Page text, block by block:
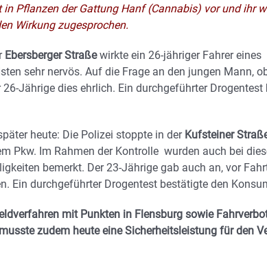
Pflanzen der Gattung Hanf (Cannabis) vor und ihr
Wirkung zugesprochen.
Ebersberger Straßewirkte ein 26-jähriger Fahrer eines
sehr nervös. Auf die Frage an den jungen Mann,
Jährige dies ehrlich. Ein durchgeführter Drogentest
heute: Die Polizei stoppte in der Kufsteiner
Pkw. Im Rahmen der Kontrolle wurden auch bei
bemerkt. Der 23-Jährige gab auch an, vor
Ein durchgeführter Drogentest bestätigte den
mit Punkten in Flensburg sowie
zudem heute eine Sicherheitsleistung für den